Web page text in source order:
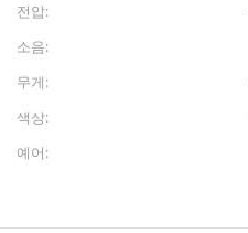
전압:
소음:
무게:
색상:
예어: